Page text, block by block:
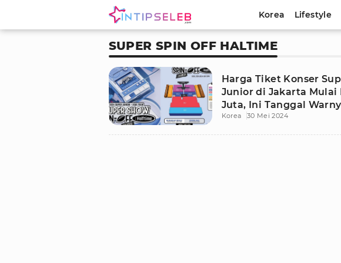
Korea Lifestyle
SUPER SPIN OFF HALTIME
Harga Tiket Konser
Junior di Jakarta Mulai
Juta, Ini Tanggal
Korea 30 Mei 2024